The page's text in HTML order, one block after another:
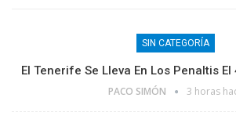
SIN CATEGORÍA
El Tenerife Se Lleva En Los Penaltis
PACO SIMÓN 3 horas